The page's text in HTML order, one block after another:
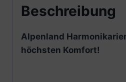
Beschreibung
Alpenland
höchsten Komfort!